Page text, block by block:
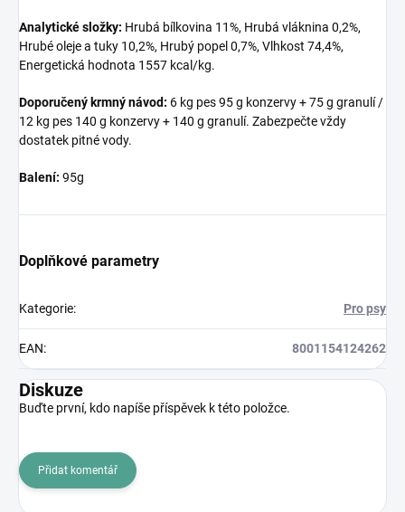
Analytické složky: Hrubá bílkovina 11%, Hrubá vláknina 0,2%,
Hrubé oleje a tuky 10,2%, Hrubý popel 0,7%, Vlhkost 74,4%,
Energetická hodnota 1557 kcal/kg.
Doporučený krmný návod: 6 kg pes 95 g konzervy + 75 g granulí /
12 kg pes 140 g konzervy + 140 g granulí. Zabezpečte vždy
dostatek pitné vody.
Balení: 95g
Doplňkové parametry
Kategorie: Pro psy
EAN: 8001154124262
Diskuze
Buďte první, kdo napíše příspěvek k této položce.
Přidat komentář